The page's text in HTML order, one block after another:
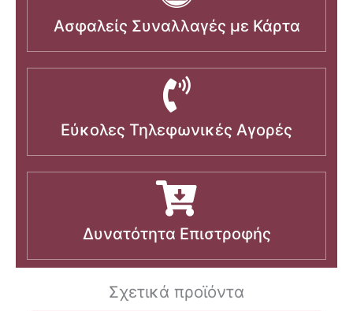
Ασφαλείς Συναλλαγές με Κάρτα
Εύκολες Τηλεφωνικές Αγορές
Δυνατότητα Επιστροφής
Σχετικά προϊόντα